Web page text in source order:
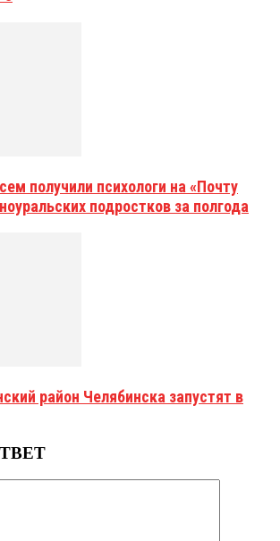
получили психологи на «Почту
подростков за полгода
район Челябинска запустят в